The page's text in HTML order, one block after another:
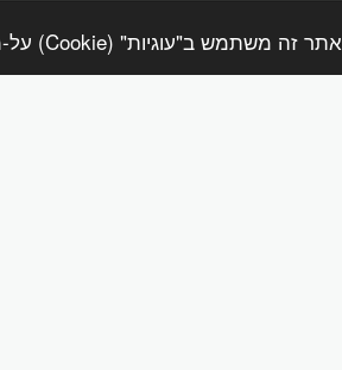
אתר זה משתמש ב"עוגיות" (Cookie) על-מנת להבטיח שתהנה מהחוויה הטובה ביותר באתר שלך.